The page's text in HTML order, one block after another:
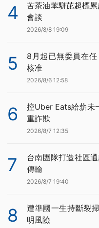
4
苦茶油苯駢芘超標
會談
2026/8/8 19:09
5
8月起已無委員在
核准
2026/8/6 12:58
6
控Uber Eats給薪未
重詐欺
2026/8/7 12:35
7
台南團隊打造社區
傳輸
2026/8/7 19:40
8
遭準國一生持斷裂
明風險